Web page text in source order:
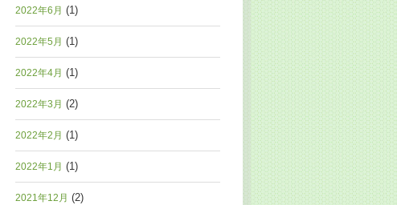
2022年6月 (1)
2022年5月 (1)
2022年4月 (1)
2022年3月 (2)
2022年2月 (1)
2022年1月 (1)
2021年12月 (2)